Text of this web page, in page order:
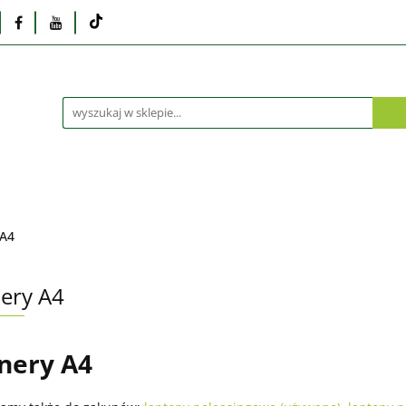
Dlaczego poleasingowy?
Monitory
Akcesoria Telefony i tablety Serwis Praca
A4
A4
A4